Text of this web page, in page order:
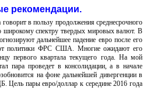
рекомендации.
в пользу продолжения среднесрочного
широкому спектру твердых мировых валют. В
дальнейшее падение евро после его
от политики ФРС США. Многие ожидают его
первого квартала текущего года. На мой
пара проведет в консолидации, а в начале
на фоне дальнейшей дивергенции в
Цель пары евро/доллар к середине 2016 года